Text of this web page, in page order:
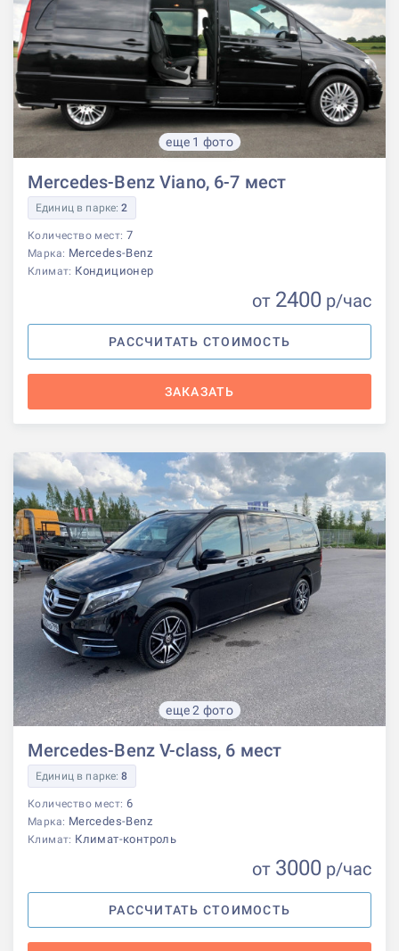
еще 1 фото
Mercedes-Benz Viano, 6-7 мест
Единиц в парке:2
Количество мест: 7
Марка: Mercedes-Benz
Климат: Кондиционер
от 2400 р/час
РАССЧИТАТЬ СТОИМОСТЬ
ЗАКАЗАТЬ
еще 2 фото
Mercedes-Benz V-class, 6 мест
Единиц в парке:8
Количество мест: 6
Марка: Mercedes-Benz
Климат: Климат-контроль
от 3000 р/час
РАССЧИТАТЬ СТОИМОСТЬ